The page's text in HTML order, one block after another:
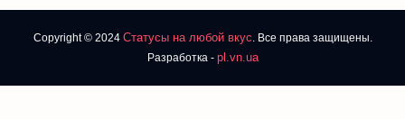
Copyright © 2024 Статусы на любой вкус. Все права защищены.
Разработка - pl.vn.ua